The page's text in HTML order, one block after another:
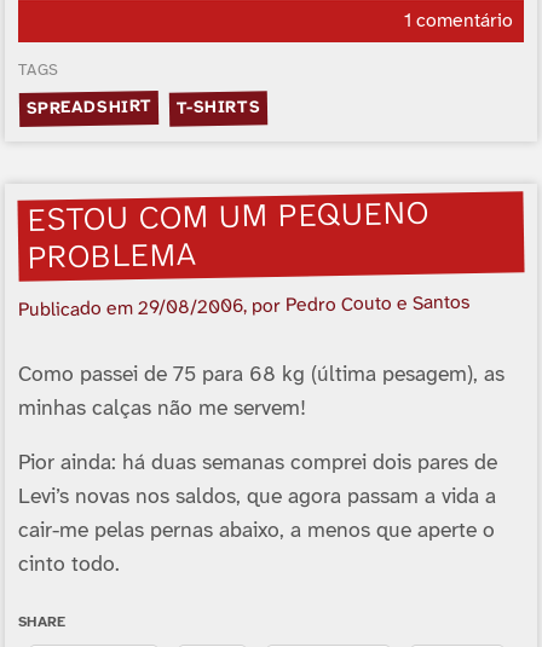
1 comentário
TAGS
SPREADSHIRT T-SHIRTS
ESTOU COM UM PEQUENO
PROBLEMA
Publicado em29/08/2006, por Pedro Couto e Santos
Como passei de 75 para 68 kg (última pesagem), as
minhas calças não me servem!
Pior ainda: há duas semanas comprei dois pares de
Levi’s novas nos saldos, que agora passam a vida a
cair-me pelas pernas abaixo, a menos que aperte o
cinto todo.
SHARE